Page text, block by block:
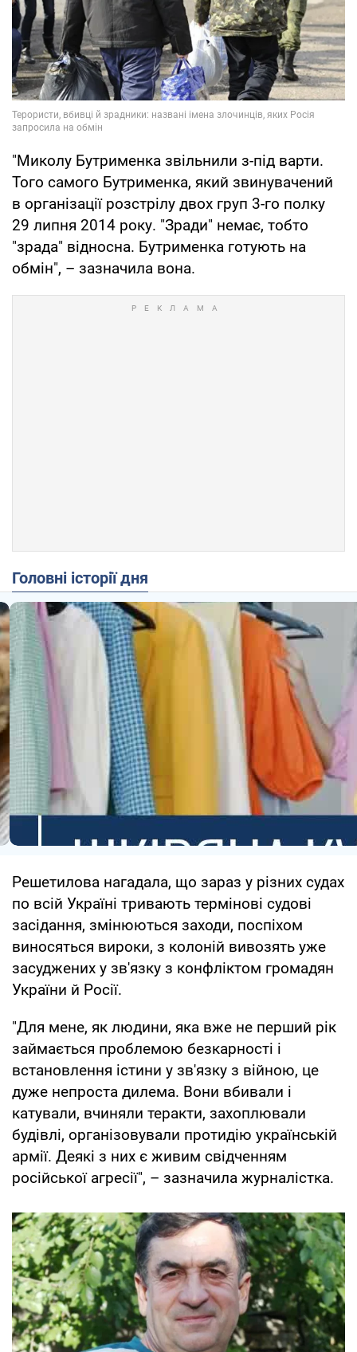
"Миколу Бутрименка звільнили з-під варти.
Того самого Бутрименка, який звинувачений
в організації розстрілу двох груп 3-го полку
29 липня 2014 року. "Зради" немає, тобто
"зрада" відносна. Бутрименка готують на
обмін", – зазначила вона.
Головні історії дня
Решетилова нагадала, що зараз у різних судах
по всій Україні тривають термінові судові
засідання, змінюються заходи, поспіхом
виносяться вироки, з колоній вивозять уже
засуджених у зв'язку з конфліктом громадян
України й Росії.
"Для мене, як людини, яка вже не перший рік
займається проблемою безкарності і
встановлення істини у зв'язку з війною, це
дуже непроста дилема. Вони вбивали і
катували, вчиняли теракти, захоплювали
будівлі, організовували протидію українській
армії. Деякі з них є живим свідченням
російської агресії", – зазначила журналістка.